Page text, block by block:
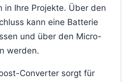
in Ihre Projekte. Über den
kann eine Batterie
und über den Micro-
werden.
Converter sorgt für